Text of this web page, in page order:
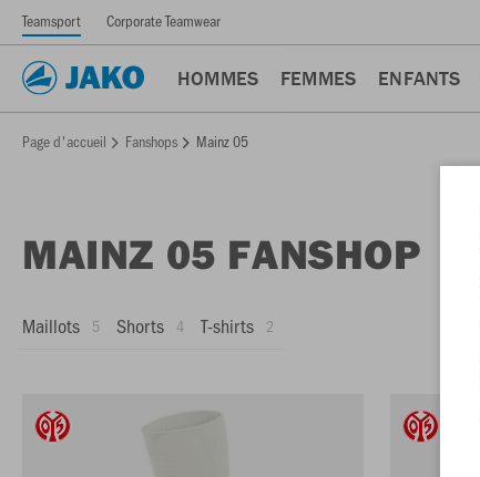
Teamsport Corporate Teamwear
HOMMES FEMMES ENFANTS
Page d'accueil Fanshops Mainz 05
MAINZ 05 FANSHOP
Maillots 5 Shorts 4 T-shirts 2